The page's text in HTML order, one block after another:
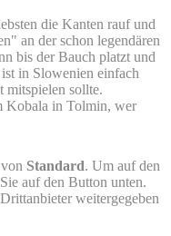
die Kanten rauf und
an der schon legendären
bis der Bauch platzt und
in Slowenien einfach
mitspielen sollte.
Kobala in Tolmin, wer
Standard. Um auf den
auf den Button unten.
weitergegeben